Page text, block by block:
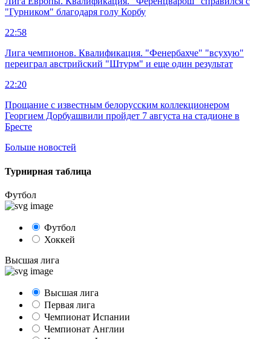
"Гурником" благодаря голу Корбу
22:58
Лига чемпионов. Квалификация. "Фенербахче" "всухую"
переиграл австрийский "Штурм" и еще один результат
22:20
Прощание с известным белорусским коллекционером
Георгием Дорбуашвили пройдет 7 августа на стадионе в
Бресте
Больше новостей
Турнирная таблица
Футбол
Футбол
Хоккей
Высшая лига
Высшая лига
Первая лига
Чемпионат Испании
Чемпионат Англии